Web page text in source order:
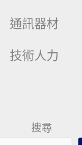
通訊器材
技術人力
搜尋